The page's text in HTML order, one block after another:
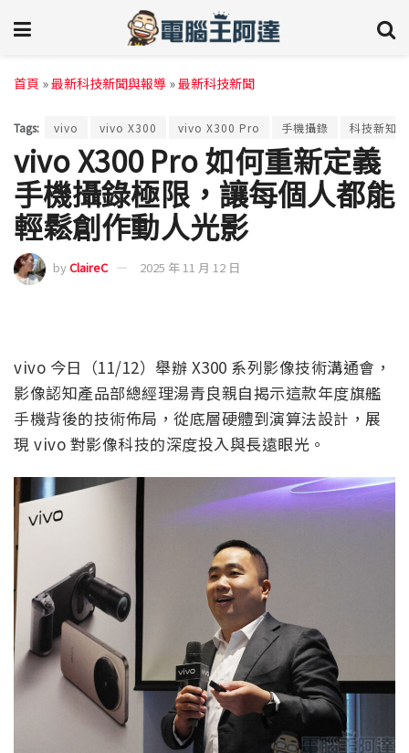
首頁 »最新科技新聞與報導 »最新科技新聞
Tags: vivo vivo X300 vivo X300 Pro 手機攝錄 科技新知
vivo X300 Pro 如何重新定義
手機攝錄極限，讓每個人都能
輕鬆創作動人光影
byClaireC 2025 年 11 月 12 日
vivo 今日（11/12）舉辦 X300 系列影像技術溝通會，
影像認知產品部總經理湯青良親自揭示這款年度旗艦
手機背後的技術佈局，從底層硬體到演算法設計，展
現 vivo 對影像科技的深度投入與長遠眼光。